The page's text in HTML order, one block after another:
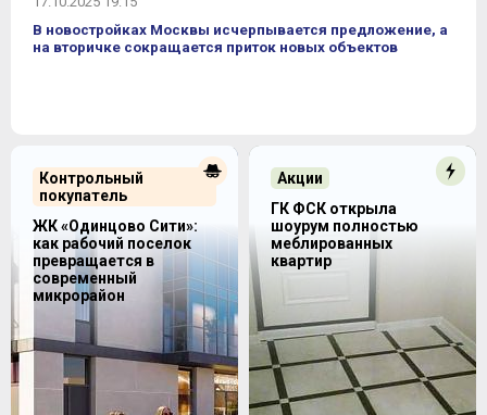
В новостройках Москвы исчерпывается предложение, а
на вторичке сокращается приток новых объектов
Контрольный
покупатель
ЖК «Одинцово Сити»:
как рабочий поселок
превращается в
современный
микрорайон
Акции
ГК ФСК открыла
шоурум полностью
меблированных
квартир